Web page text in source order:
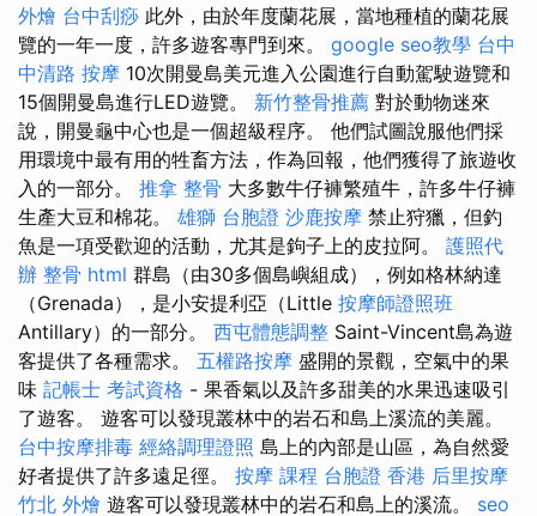
外燴 台中刮痧 此外，由於年度蘭花展，當地種植的蘭花展
覽的一年一度，許多遊客專門到來。 google seo教學 台中
中清路 按摩 10次​​開曼島美元進入公園進行自動駕駛遊覽和
15個開曼島進行LED遊覽。 新竹整骨推薦 對於動物迷來
說，開曼龜中心也是一個超級程序。 他們試圖說服他們採
用環境中最有用的牲畜方法，作為回報，他們獲得了旅遊收
入的一部分。 推拿 整骨 大多數牛仔褲繁殖牛，許多牛仔褲
生產大豆和棉花。 雄獅 台胞證 沙鹿按摩 禁止狩獵，但釣
魚是一項受歡迎的活動，尤其是鉤子上的皮拉阿。 護照代
辦 整骨 html 群島（由30多個島嶼組成），例如格林納達
（Grenada），是小安提利亞（Little 按摩師證照班
Antillary）的一部分。 西屯體態調整 Saint-Vincent島為遊
客提供了各種需求。 五權路按摩 盛開的景觀，空氣中的果
味 記帳士 考試資格 - 果香氣以及許多甜美的水果迅速吸引
了遊客。 遊客可以發現叢林中的岩石和島上溪流的美麗。
台中按摩排毒 經絡調理證照 島上的內部是山區，為自然愛
好者提供了許多遠足徑。 按摩 課程 台胞證 香港 后里按摩
竹北 外燴 遊客可以發現叢林中的岩石和島上的溪流。 seo